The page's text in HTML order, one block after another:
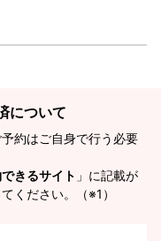
について
約はご自身で行う必要
きるサイト 」に記載が
ください。（※1）